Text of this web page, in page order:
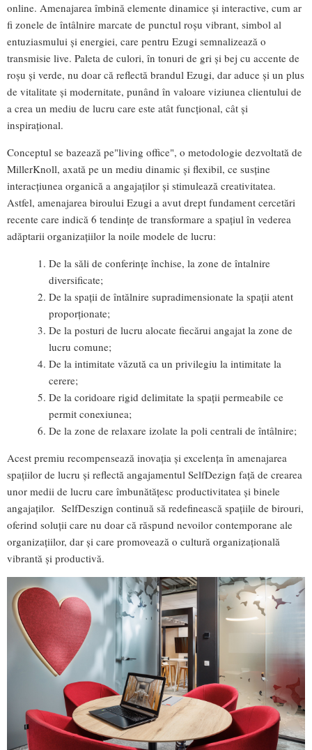
online. Amenajarea îmbină elemente dinamice și interactive, cum ar
fi zonele de întâlnire marcate de punctul roșu vibrant, simbol al
entuziasmului și energiei, care pentru Ezugi semnalizează o
transmisie live. Paleta de culori, în tonuri de gri și bej cu accente de
roșu și verde, nu doar că reflectă brandul Ezugi, dar aduce și un plus
de vitalitate și modernitate, punând în valoare viziunea clientului de
a crea un mediu de lucru care este atât funcțional, cât și
inspirațional.
Conceptul se bazează pe"living office", o metodologie dezvoltată de
MillerKnoll, axată pe un mediu dinamic și flexibil, ce susține
interacțiunea organică a angajaților și stimulează creativitatea.
Astfel, amenajarea biroului Ezugi a avut drept fundament cercetări
recente care indică 6 tendințe de transformare a spațiul în vederea
adăptarii organizațiilor la noile modele de lucru:
De la săli de conferințe închise, la zone de întalnire
diversificate;
De la spații de întălnire supradimensionate la spații atent
proporționate;
De la posturi de lucru alocate fiecărui angajat la zone de
lucru comune;
De la intimitate văzută ca un privilegiu la intimitate la
cerere;
De la coridoare rigid delimitate la spații permeabile ce
permit conexiunea;
De la zone de relaxare izolate la poli centrali de întâlnire;
Acest premiu recompensează inovația și excelența în amenajarea
spațiilor de lucru și reflectă angajamentul SelfDezign față de crearea
unor medii de lucru care îmbunătățesc productivitatea și binele
angajaților. SelfDeszign continuă să redefinească spațiile de birouri,
oferind soluții care nu doar că răspund nevoilor contemporane ale
organizațiilor, dar și care promovează o cultură organizațională
vibrantă și productivă.